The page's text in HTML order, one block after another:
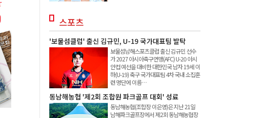
스포츠
'보물섬클럽' 출신 김규민, U-19 국가대표팀 발탁
보물섬남해스포츠클럽 출신 김규민 선수
가 2027 아시아축구연맹(AFC) U-20 아시
안컵 예선을 대비한 대한민국 남자 19세 이
하(U-19) 축구 국가대표팀 4차 국내 소집훈
련 명단에 이름…
동남해농협 '제2회 조합원 파크골프 대회' 성료
동남해농협(조합장 이은영)은 지난 21일
남해파크골프장에서 제2회 동남해농협장